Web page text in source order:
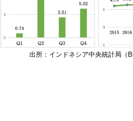
出所：インドネシア中央統計局（